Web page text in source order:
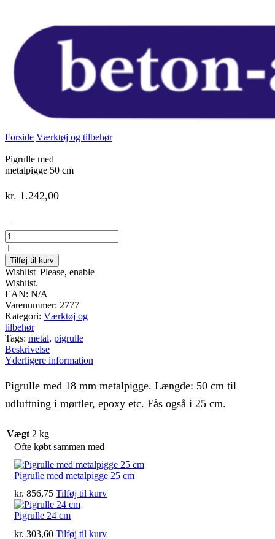
Forside Værktøj og tilbehør
Pigrulle med
metalpigge 50 cm
kr. 1.242,00
Pigrulle
metalpigge
50
cm
antal
Tilføj til kurv
Wishlist Please, enable
Wishlist.
EAN: N/A
Varenummer: 2777
Kategori: Værktøj og
tilbehør
Tags: metal, pigrulle
Beskrivelse
Yderligere information
Pigrulle med 18 mm metalpigge. Længde: 50 cm til
udluftning i mørtler, epoxy etc. Fås også i 25 cm.
Vægt 2 kg
Ofte købt sammen med
Pigrulle med metalpigge 25 cm
kr. 856,75 Tilføj til kurv
Pigrulle 24 cm
kr. 303,60 Tilføj til kurv